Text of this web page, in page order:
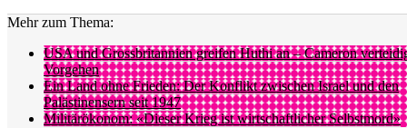
Mehr zum Thema:
USA und Grossbritannien greifen Huthi an – Cameron
Vorgehen
Ein Land ohne Frieden: Der Konflikt zwischen Israel und den
Palästinensern seit 1947
Militärökonom: «Dieser Krieg ist wirtschaftlicher Selbstmord»